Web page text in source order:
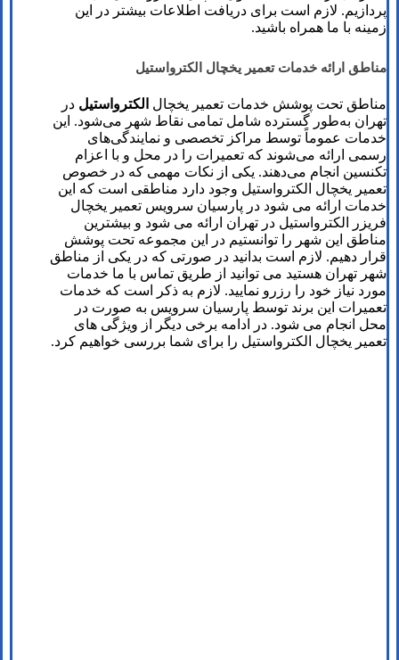
پردازیم. لازم است برای دریافت اطلاعات بیشتر در این
زمینه با ما همراه باشید.
مناطق ارائه خدمات تعمیر یخچال الکترواستیل
مناطق تحت پوشش خدمات تعمیر یخچال الکترواستیل در
تهران به‌طور گسترده شامل تمامی نقاط شهر می‌شود. این
خدمات عموماً توسط مراکز تخصصی و نمایندگی‌های
رسمی ارائه می‌شوند که تعمیرات را در محل و با اعزام
تکنسین انجام می‌دهند. یکی از نکات مهمی که در خصوص
تعمیر یخچال الکترواستیل وجود دارد مناطقی است که این
خدمات ارائه می شود در پارسیان سرویس تعمیر یخچال
فریزر الکترواستیل در تهران ارائه می شود و بیشترین
مناطق این شهر را توانستیم در این مجموعه تحت پوشش
قرار دهیم. لازم است بدانید در صورتی که در یکی از مناطق
شهر تهران هستید می توانید از طریق تماس با ما خدمات
مورد نیاز خود را رزرو نمایید. لازم به ذکر است که خدمات
تعمیرات این برند توسط پارسیان سرویس به صورت در
محل انجام می شود. در ادامه برخی دیگر از ویژگی های
تعمیر یخچال الکترواستیل را برای شما بررسی خواهیم کرد.